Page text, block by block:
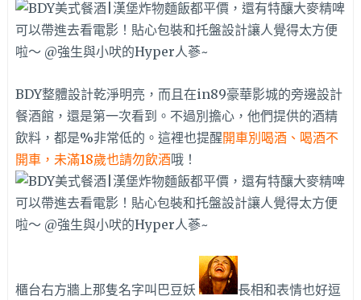
BDY整體設計乾淨明亮，而且在in89豪華影城的旁邊設計
餐酒館，還是第一次看到。不過別擔心，他們提供的酒精
飲料，都是%非常低的。這裡也提醒開車別喝酒、喝酒不
開車，未滿18歲也請勿飲酒哦！
櫃台右方牆上那隻名字叫巴豆妖 長相和表情也好逗